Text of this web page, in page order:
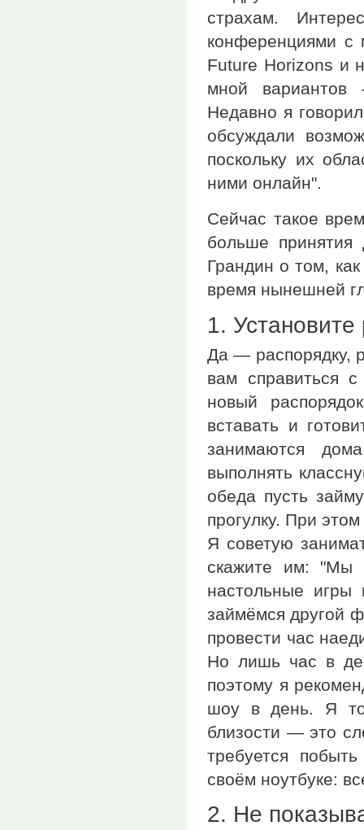
страхам.
конференциями с
Future Horizons и
мной вариантов
Недавно я
обсуждали
поскольку их
ними онлайн".
Сейчас такое
больше принятия
Грандин о том,
время нынешней
1.
Да — распорядку,
вам справиться
новый
вставать и
занимаются
выполнять
обеда пусть
прогулку. При
Я советую
скажите им: "Мы
настольные
займёмся другой
провести час
Но лишь час в
поэтому я
шоу в день. Я
близости — это
требуется
своём ноутбуке:
2. Не